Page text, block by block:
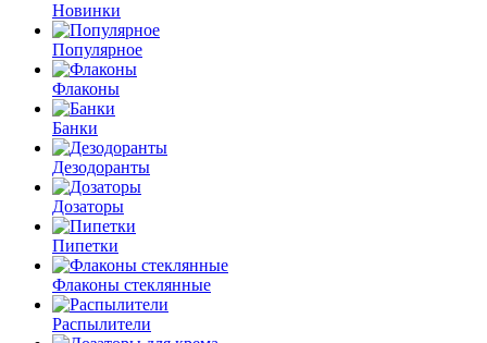
Новинки
Популярное
Флаконы
Банки
Дезодоранты
Дозаторы
Пипетки
Флаконы стеклянные
Распылители